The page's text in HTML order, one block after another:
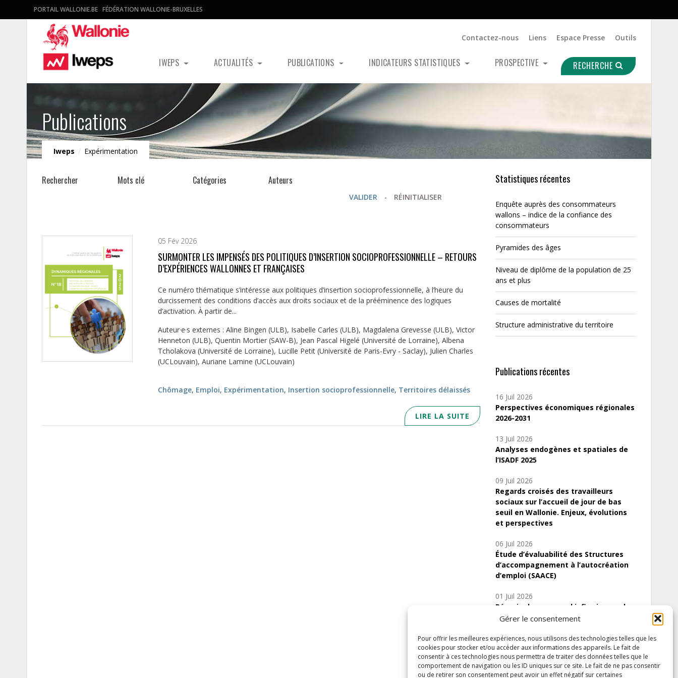
Gérer le consentement
Pour offrir les meilleures expériences, nous utilisons des technologies telles que les
cookies pour stocker et/ou accéder aux informations des appareils. Le fait de
consentir à ces technologies nous permettra de traiter des données telles que le
comportement de navigation ou les ID uniques sur ce site. Le fait de ne pas consentir
ou de retirer son consentement peut avoir un effet négatif sur certaines
PORTAIL WALLONIE.BE FÉDÉRATION WALLONIE-BRUXELLES
Contactez-nous Liens Espace Presse Outils
IWEPS ACTUALITÉS PUBLICATIONS INDICATEURS STATISTIQUES PROSPECTIVE RECHERCHE
Publications
Iweps / Expérimentation
Rechercher Mots clé Catégories Auteurs
VALIDER - RÉINITIALISER
05 Fév 2026
SURMONTER LES IMPENSÉS DES POLITIQUES D’INSERTION SOCIOPROFESSIONNELLE – RETOURS
D’EXPÉRIENCES WALLONNES ET FRANÇAISES
Ce numéro thématique s’intéresse aux politiques d’insertion socioprofessionnelle, à l’heure du
durcissement des conditions d’accès aux droits sociaux et de la prééminence des logiques
d’activation. À partir de...
Auteur·e·s externes : Aline Bingen (ULB), Isabelle Carles (ULB), Magdalena Grevesse (ULB), Victor
Henneton (ULB), Quentin Mortier (SAW-B), Jean Pascal Higelé (Université de Lorraine), Albena
Tcholakova (Université de Lorraine), Lucille Petit (Université de Paris-Evry - Saclay), Julien Charles
(UCLouvain), Auriane Lamine (UCLouvain)
Chômage, Emploi, Expérimentation, Insertion socioprofessionnelle, Territoires délaissés
LIRE LA SUITE
Statistiques récentes
Enquête auprès des consommateurs
wallons – indice de la confiance des
consommateurs
Pyramides des âges
Niveau de diplôme de la population de 25
ans et plus
Causes de mortalité
Structure administrative du territoire
Publications récentes
16 Juil 2026
Perspectives économiques régionales
2026-2031
13 Juil 2026
Analyses endogènes et spatiales de
l’ISADF 2025
09 Juil 2026
Regards croisés des travailleurs
sociaux sur l’accueil de jour de bas
seuil en Wallonie. Enjeux, évolutions
et perspectives
06 Juil 2026
Étude d’évaluabilité des Structures
d’accompagnement à l’autocréation
d’emploi (SAACE)
01 Juil 2026
Pénurie du personnel infirmier :quels
indicateurs d’offre de soins pour
Inscrivez-vous à notre newsletter